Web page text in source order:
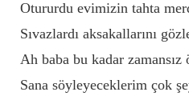
Otururdu evimizin tahta
Sıvazlardı aksakallarını
Ah baba bu kadar zamansız
Sana söyleyeceklerim çok